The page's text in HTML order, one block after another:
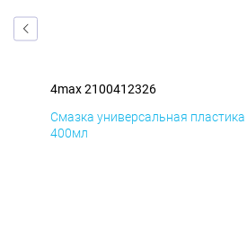
4max 2100412326
Смазка универсальная
400мл